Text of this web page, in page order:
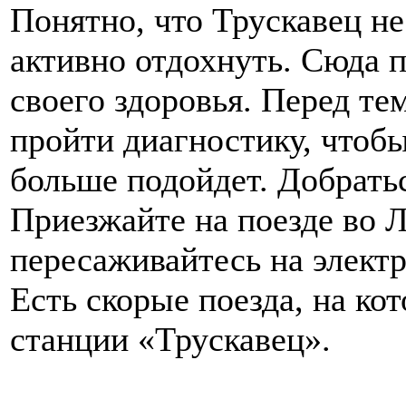
Понятно, что Трускавец
активно отдохнуть. Сюда
своего здоровья. Перед
пройти диагностику,
больше подойдет.
Приезжайте на поезде во
пересаживайтесь на
Есть скорые поезда, на
станции «Трускавец».